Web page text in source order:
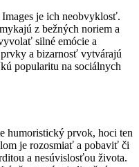
je ich neobvyklosť.
z bežných noriem a
silné emócie a
a bizarnosť vytvárajú
popularitu na sociálnych
humoristický prvok, hoci ten
je rozosmiať a pobaviť či
a nesúvislosťou života.